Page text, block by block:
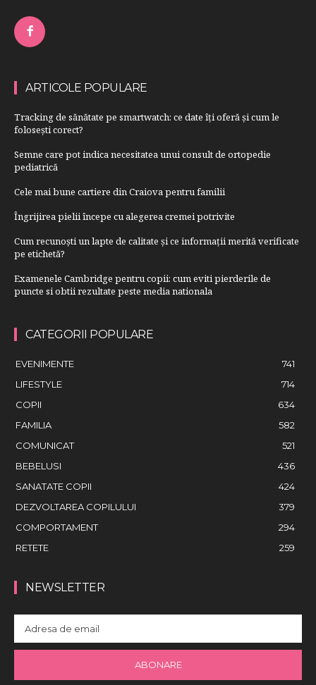
ARTICOLE POPULARE
Tracking de sănătate pe smartwatch: ce date îți oferă și cum le
folosești corect?
Semne care pot indica necesitatea unui consult de ortopedie
pediatrică
Cele mai bune cartiere din Craiova pentru familii
Îngrijirea pielii începe cu alegerea cremei potrivite
Cum recunoști un lapte de calitate și ce informații merită verificate
pe etichetă?
Examenele Cambridge pentru copii: cum eviti pierderile de
puncte si obtii rezultate peste media nationala
CATEGORII POPULARE
EVENIMENTE
741
LIFESTYLE
714
COPII
634
FAMILIA
582
COMUNICAT
521
BEBELUSI
436
SANATATE COPII
424
DEZVOLTAREA COPILULUI
379
COMPORTAMENT
294
RETETE
259
NEWSLETTER
ABONARE